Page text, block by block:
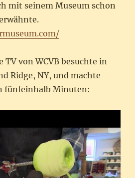
mit seinem Museum schon
TV von WCVB besuchte in
Ridge, NY, und machte
fünfeinhalb Minuten: